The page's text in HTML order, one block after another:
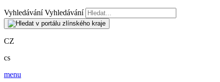
Vyhledávání Vyhledávání
CZ
cs
menu